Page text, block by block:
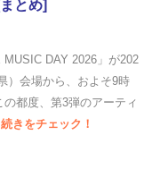
とめ]
DAY 2026」が202
）会場から、およそ9時
都度、第3弾のアーティ
きをチェック！